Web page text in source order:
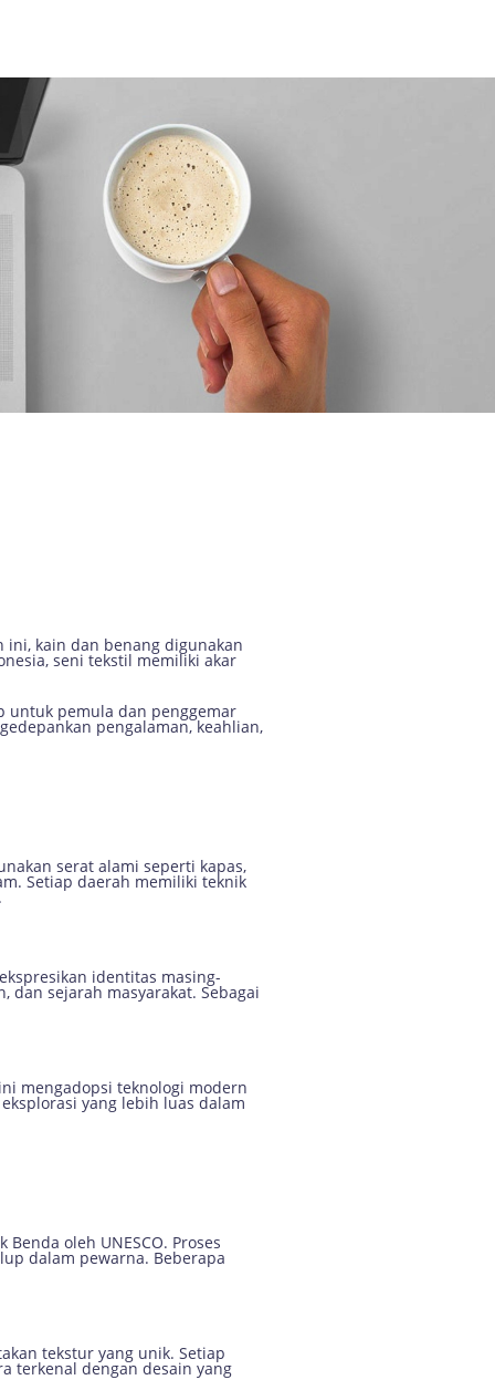
kain dan benang digunakan
seni tekstil memiliki akar
untuk pemula dan penggemar
pengalaman, keahlian,
serat alami seperti kapas,
Setiap daerah memiliki teknik
identitas masing-
sejarah masyarakat. Sebagai
mengadopsi teknologi modern
yang lebih luas dalam
oleh UNESCO. Proses
dalam pewarna. Beberapa
tekstur yang unik. Setiap
terkenal dengan desain yang